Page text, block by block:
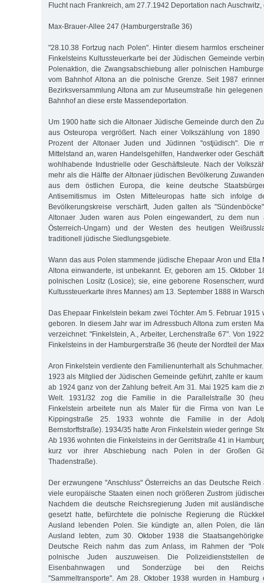
Flucht nach Frankreich, am 27.7.1942 Deportation nach Auschwitz,
Max-Brauer-Allee 247 (Hamburgerstraße 36)
"28.10.38 Fortzug nach Polen". Hinter diesem harmlos
Finkelsteins Kultussteuerkarte bei der Jüdischen Gemeinde
Polenaktion, die Zwangsabschiebung aller polnischen
vom Bahnhof Altona an die polnische Grenze. Seit 1987
Bezirksversammlung Altona am zur Museumstraße hin
Bahnhof an diese erste Massendeportation.
Um 1900 hatte sich die Altonaer Jüdische Gemeinde durch den
aus Osteuropa vergrößert. Nach einer Volkszählung von
Prozent der Altonaer Juden und Jüdinnen "ostjüdisch". Die
Mittelstand an, waren Handelsgehilfen, Handwerker oder
wohlhabende Industrielle oder Geschäftsleute. Nach der
mehr als die Hälfte der Altonaer jüdischen Bevölkerung
aus dem östlichen Europa, die keine deutsche
Antisemitismus im Osten Mitteleuropas hatte sich infolge
Bevölkerungskreise verschärft, Juden galten als
Altonaer Juden waren aus Polen eingewandert, zu dem nun
Österreich-Ungarn) und der Westen des heutigen
traditionell jüdische Siedlungsgebiete.
Wann das aus Polen stammende jüdische Ehepaar Aron und Etla
Altona einwanderte, ist unbekannt. Er, geboren am 15. Oktober
polnischen Lositz (Losice); sie, eine geborene Rosenscherr,
Kultussteuerkarte ihres Mannes) am 13. September 1888 in
Das Ehepaar Finkelstein bekam zwei Töchter. Am 5. Februar 1915
geboren. In diesem Jahr war im Adressbuch Altona zum ersten
verzeichnet: "Finkelstein, A., Arbeiter, Lerchenstraße 67". Von
Finkelsteins in der Hamburgerstraße 36 (heute der Nordteil der
Aron Finkelstein verdiente den Familienunterhalt als
1923 als Mitglied der Jüdischen Gemeinde geführt, zahlte er
ab 1924 ganz von der Zahlung befreit. Am 31. Mai 1925 kam die
Welt. 1931/32 zog die Familie in die Parallelstraße 30
Finkelstein arbeitete nun als Maler für die Firma von Ivan
Kippingstraße 25. 1933 wohnte die Familie in der
Bernstorffstraße). 1934/35 hatte Aron Finkelstein wieder geringe
Ab 1936 wohnten die Finkelsteins in der Gerritstraße 41 in
kurz vor ihrer Abschiebung nach Polen in der Großen
Thadenstraße).
Der erzwungene "Anschluss" Österreichs an das Deutsche
viele europäische Staaten einen noch größeren Zustrom
Nachdem die deutsche Reichsregierung Juden mit
gesetzt hatte, befürchtete die polnische Regierung die
Ausland lebenden Polen. Sie kündigte an, allen Polen, die
Ausland lebten, zum 30. Oktober 1938 die
Deutsche Reich nahm das zum Anlass, im Rahmen der
polnische Juden auszuweisen. Die Polizeidienststellen
Eisenbahnwagen und Sonderzüge bei den
"Sammeltransporte". Am 28. Oktober 1938 wurden in